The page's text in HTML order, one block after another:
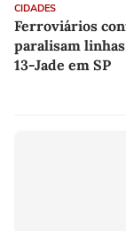
CIDADES
Ferroviários
paralisam
13-Jade em SP